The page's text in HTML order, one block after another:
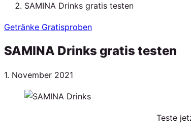
SAMINA Drinks gratis testen
Getränke Gratisproben
SAMINA Drinks gratis testen
Veröffentlicht
1. November 2021
Teste